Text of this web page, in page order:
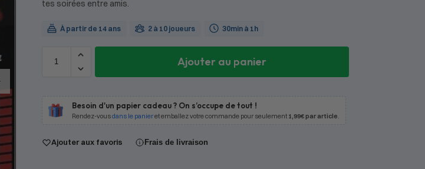
tes soirées entre amis.
À partir de 14 ans 2 à 10 joueurs 30min à 1h
Ajouter au panier
Besoin d'un papier cadeau ? On s’occupe de tout !
Rendez-vousdans le panieret emballez votre commande pour seulement 1,99€ par article
Ajouter aux favoris Frais de livraison